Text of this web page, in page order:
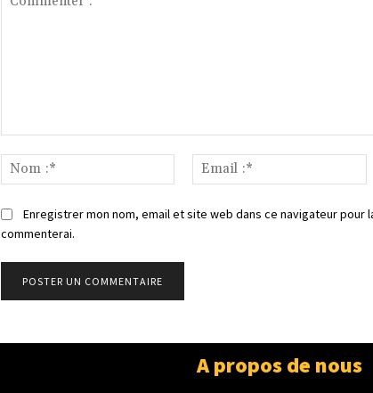
Nom
:*
:*
Enregistrer mon nom, email et site web dans ce navigateur pour
commenterai.
A propos de nous